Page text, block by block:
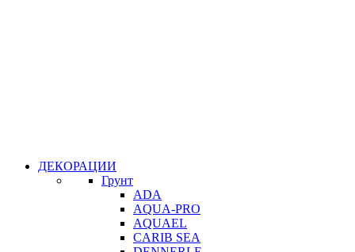
ДЕКОРАЦИИ
Грунт
ADA
AQUA-PRO
AQUAEL
CARIB SEA